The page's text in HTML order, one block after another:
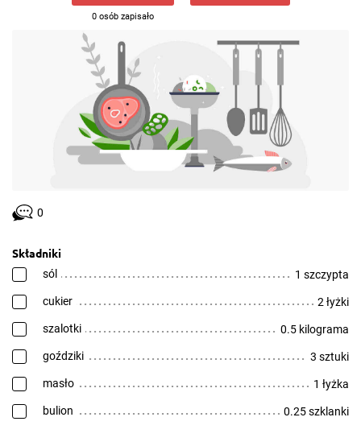
0 osób zapisało
0
Składniki
sól 1 szczypta
cukier 2 łyżki
szalotki 0.5 kilograma
goździki 3 sztuki
masło 1 łyżka
bulion 0.25 szklanki